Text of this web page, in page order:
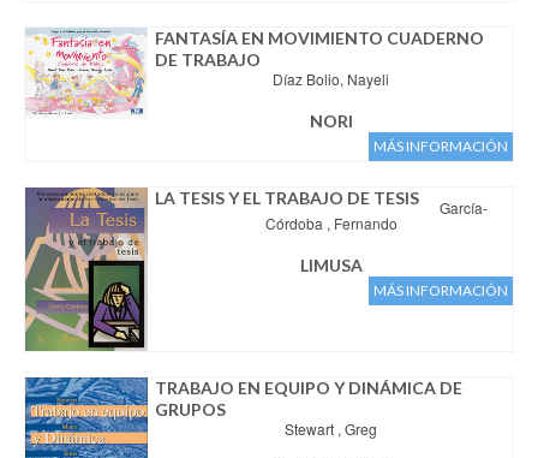
Zona de profesores
Información sobre libro
Ayuda
Condiciones del servicio
Política de privacidad
Cambios y devoluciones
FANTASÍA EN MOVIMIENTO CUADERNO
DE TRABAJO
Díaz Bolio, Nayeli
NORI
MÁS INFORMACIÓN
LA TESIS Y EL TRABAJO DE TESIS García-
Córdoba , Fernando
LIMUSA
MÁS INFORMACIÓN
TRABAJO EN EQUIPO Y DINÁMICA DE
GRUPOS
Stewart , Greg